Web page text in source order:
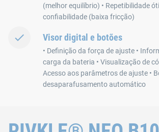
(melhor equilíbrio) • Repetibilidade
confiabilidade (baixa fricção)
Visor digital e botões
• Definição da força de ajuste •
carga da bateria • Visualização de
Acesso aos parâmetros de ajuste •
desaparafusamento automático